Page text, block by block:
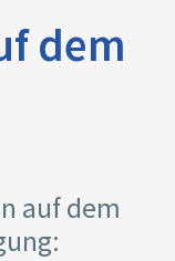
dem
auf dem